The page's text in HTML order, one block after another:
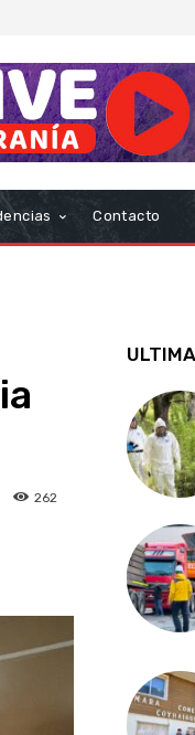
Contacto
262